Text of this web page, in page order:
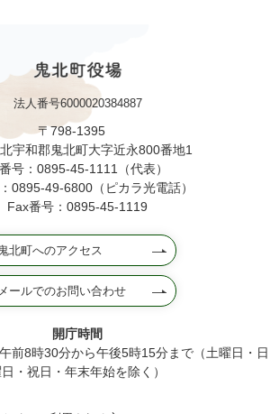
法人番号6000020384887
〒798-1395
宇和郡鬼北町大字近永800番地1
号：0895-45-1111（代表）
0895-49-6800（ピカラ光電話）
Fax番号：0895-45-1119
鬼北町へのアクセス
メールでのお問い合わせ
開庁時間
前8時30分から午後5時15分まで（土曜日・日
・祝日・年末年始を除く）